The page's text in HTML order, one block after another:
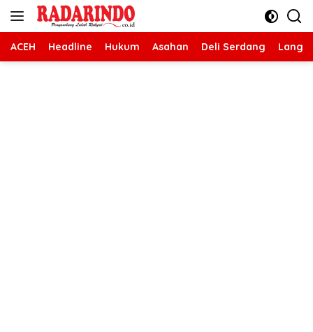
Langsung
ACEH Headline Hukum Asahan Deli Serdang